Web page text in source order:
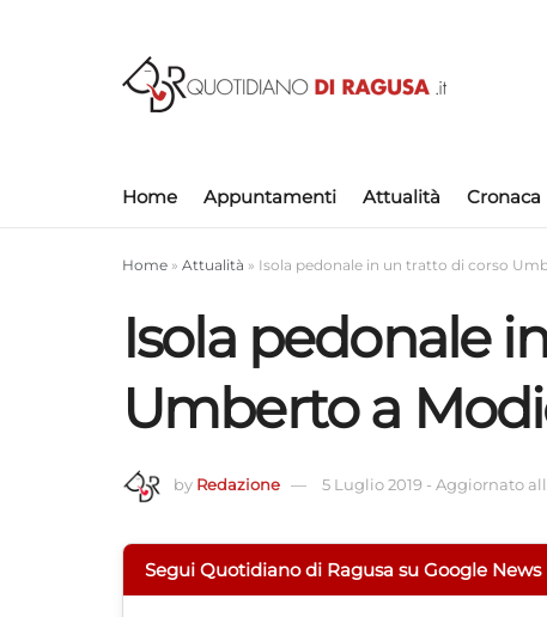
Home Appuntamenti Attualità Cronaca
Home » Attualità » Isola pedonale in un tratto di corso
Isola pedonale
Umberto a
by Redazione 5 Luglio 2019 - Aggiornato
Segui Quotidiano di Ragusa su Google News